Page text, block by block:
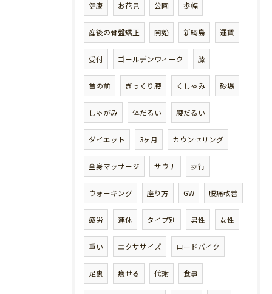
健康 お花見 公園 歩幅
産後の骨盤矯正 開始 新綱島 運賃
受付 ゴールデンウィーク 膝
首の前 ぎっくり腰 くしゃみ 砂場
しゃがみ 体だるい 腰だるい
ダイエット 3ヶ月 カウンセリング
全身マッサージ サウナ 歩行
ウォーキング 座り方 GW 腰痛改善
疲労 連休 タイプ別 男性 女性
重い エクササイズ ロードバイク
足裏 痩せる 代謝 食事